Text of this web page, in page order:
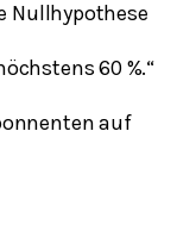
Nullhypothese
60 %.“
auf